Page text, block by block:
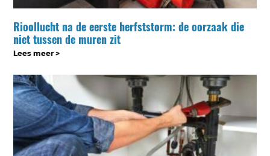
Rioollucht na de eerste herfststorm: de oorzaak die
niet tussen de muren zit
Lees meer >